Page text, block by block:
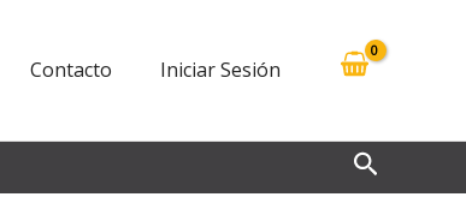
Contacto Iniciar Sesión
Buscar